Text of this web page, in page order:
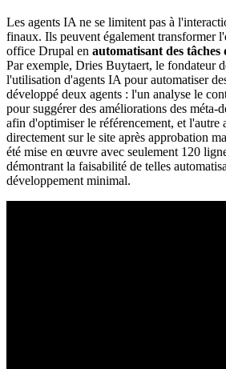
Les agents IA ne se limitent pas à
finaux. Ils peuvent également transformer
office Drupal en automatisant des tâches
Par exemple, Dries Buytaert, le fondateur
l'utilisation d'agents IA pour automatiser
développé deux agents : l'un analyse le
pour suggérer des améliorations des méta-
afin d'optimiser le référencement, et l'autre
directement sur le site après approbation
été mise en œuvre avec seulement 120
démontrant la faisabilité de telles
développement minimal.